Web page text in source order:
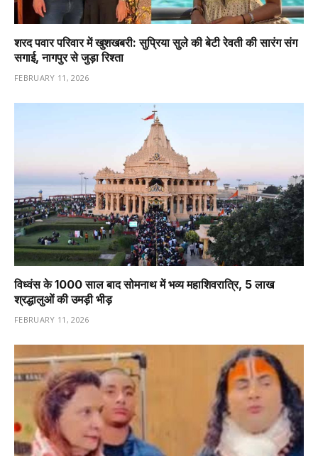
शरद पवार परिवार में खुशखबरी: सुप्रिया सुले की बेटी रेवती की सारंग संग
सगाई, नागपुर से जुड़ा रिश्ता
FEBRUARY 11, 2026
विध्वंस के 1000 साल बाद सोमनाथ में भव्य महाशिवरात्रि, 5 लाख
श्रद्धालुओं की उमड़ी भीड़
FEBRUARY 11, 2026